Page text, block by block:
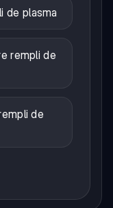
de plasma
rempli de
de